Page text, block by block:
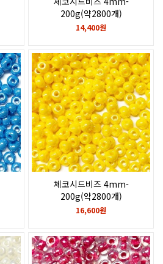
200g(약2800개)
Ceylon Pink
14,400원
체코시드비즈 4mm-
200g(약2800개)
Yellow Luster
16,600원